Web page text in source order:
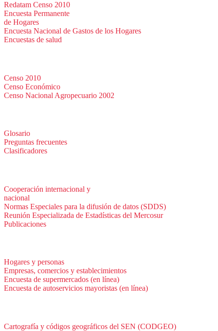
Redatam Censo 2010
Encuesta Permanente
de Hogares
Encuesta Nacional de Gastos de los Hogares
Encuestas de salud
Censo 2010
Censo Económico
Censo Nacional Agropecuario 2002
Glosario
Preguntas frecuentes
Clasificadores
Cooperación internacional y
nacional
Normas Especiales para la difusión de datos (SDDS)
Reunión Especializada de Estadísticas del Mercosur
Publicaciones
Hogares y personas
Empresas, comercios y establecimientos
Encuesta de supermercados (en línea)
Encuesta de autoservicios mayoristas (en línea)
Cartografía y códigos geográficos del SEN (CODGEO)